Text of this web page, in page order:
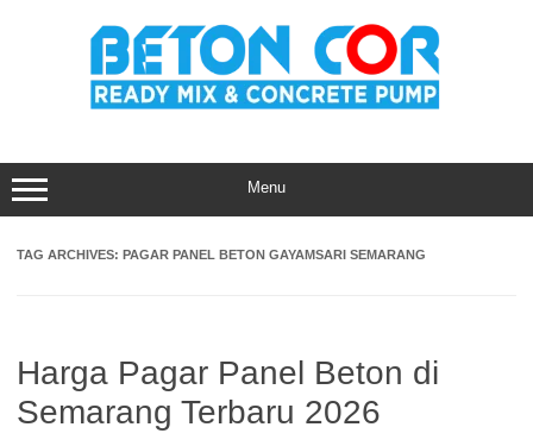
Menu
TAG ARCHIVES: PAGAR PANEL BETON GAYAMSARI SEMARANG
Harga Pagar Panel Beton di
Semarang Terbaru 2026